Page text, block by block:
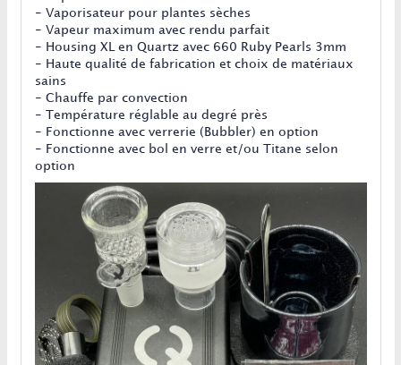
- Vaporisateur pour plantes sèches
- Vapeur maximum avec rendu parfait
- Housing XL en Quartz avec 660 Ruby Pearls 3mm
- Haute qualité de fabrication et choix de matériaux
sains
- Chauffe par convection
- Température réglable au degré près
- Fonctionne avec verrerie (Bubbler) en option
- Fonctionne avec bol en verre et/ou Titane selon
option